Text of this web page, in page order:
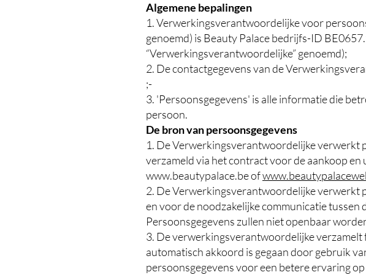
Algemene bepalingen
1. Verwerkingsverantwoordelijke voor
genoemd) is Beauty Palace bedrijfs-ID
“Verwerkingsverantwoordelijke” genoemd);
2. De contactgegevens van de
;-
3. 'Persoonsgegevens' is alle informatie die
persoon.
De bron van persoonsgegevens
1. De Verwerkingsverantwoordelijke verwerkt
verzameld via het contract voor de aankoop
www.beautypalace.beof
2. De Verwerkingsverantwoordelijke verwerkt
en voor de noodzakelijke communicatie
Persoonsgegevens zullen niet openbaar
3. De verwerkingsverantwoordelijke
automatisch akkoord is gegaan door gebruik
persoonsgegevens voor een betere ervaring